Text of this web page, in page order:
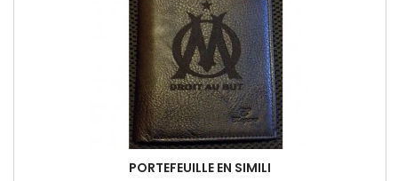
PORTEFEUILLE EN SIMILI